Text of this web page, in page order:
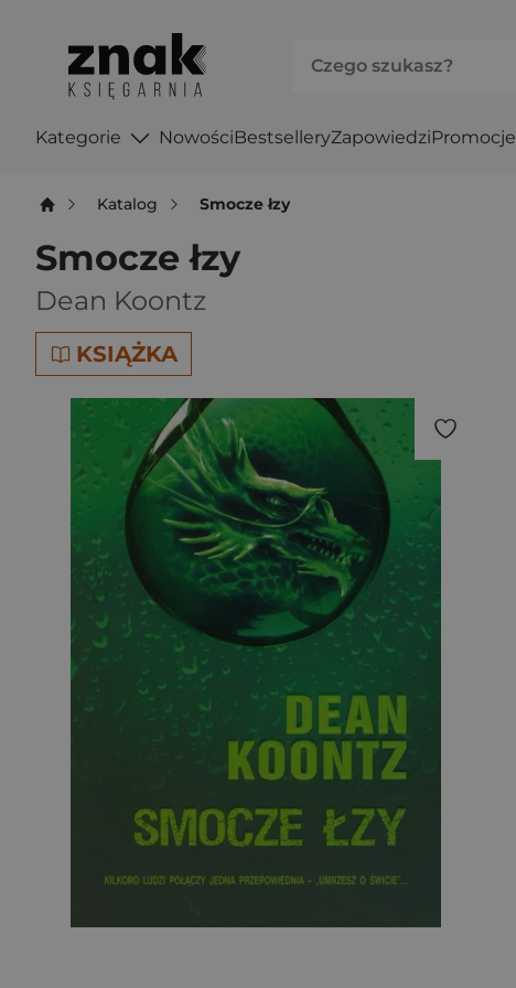
Kategorie NowościBestselleryZapowiedziPromocje
Katalog Smocze łzy
Smocze łzy
Dean Koontz
KSIĄŻKA